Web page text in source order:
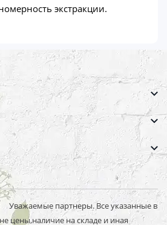
экстракции.
Уважаемые партнеры. Все указанные в
цены,наличие на складе и иная